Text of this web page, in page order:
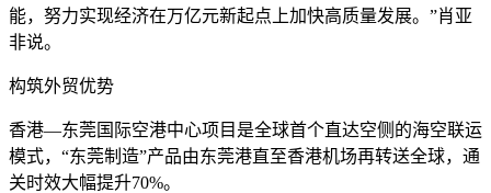
能，努力实现经济在万亿元新起点上加快高质量发展。”肖亚
非说。
构筑外贸优势
香港—东莞国际空港中心项目是全球首个直达空侧的海空联运
模式，“东莞制造”产品由东莞港直至香港机场再转送全球，通
关时效大幅提升70%。